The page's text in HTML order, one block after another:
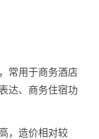
常用于商务酒店
达、商务住宿功
，造价相对较